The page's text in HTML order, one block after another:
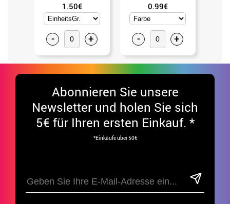
1.50€
- +
0.99€
- +
Abonnieren Sie unsere
Newsletter und holen Sie sich
5€ für Ihren ersten Einkauf. *
*Einkäufe über 50€